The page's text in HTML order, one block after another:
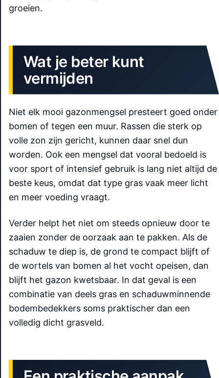
groeien.
Wat je beter kunt
vermijden
Niet elk mooi gazonmengsel presteert goed onder
bomen of tegen een muur. Rassen die sterk op
volle zon zijn gericht, kunnen daar snel dun
worden. Ook een mengsel dat vooral bedoeld is
voor sport of intensief gebruik is lang niet altijd de
beste keus, omdat dat type gras vaak meer licht
en meer voeding vraagt.
Verder helpt het niet om steeds opnieuw door te
zaaien zonder de oorzaak aan te pakken. Als de
schaduw te diep is, de grond te compact blijft of
de wortels van bomen al het vocht opeisen, dan
blijft het gazon kwetsbaar. In dat geval is een
combinatie van deels gras en schaduwminnende
bodembedekkers soms praktischer dan een
volledig dicht grasveld.